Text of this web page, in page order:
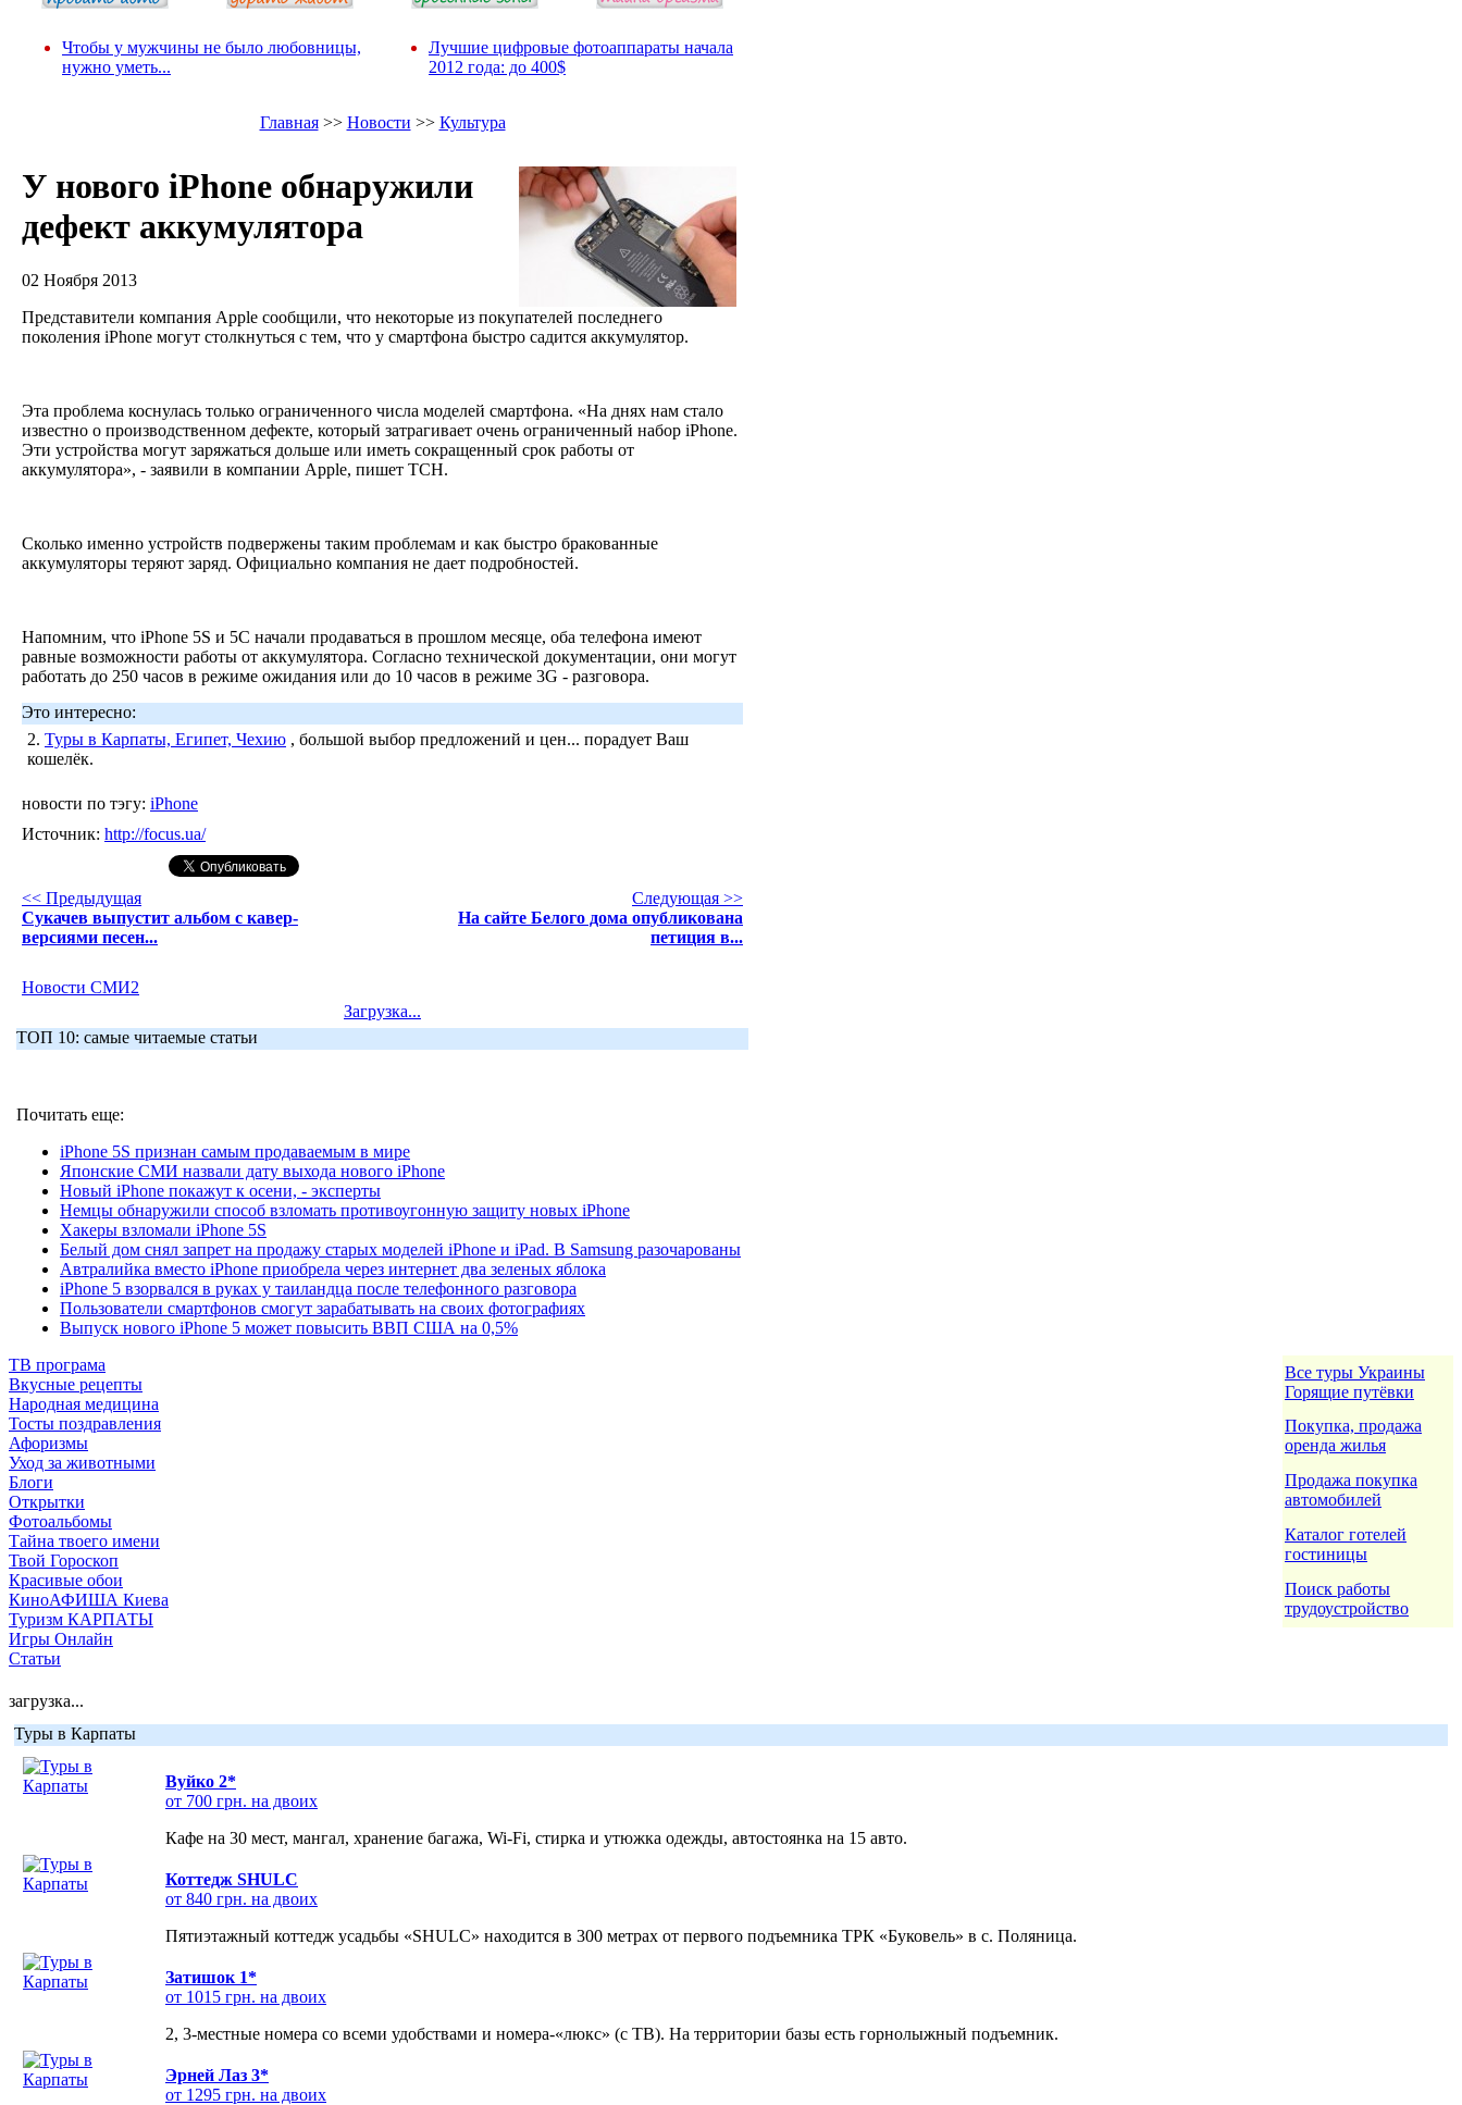
Чтобы у мужчины не было любовницы,
нужно уметь...
Лучшие цифровые фотоаппараты начала
2012 года: до 400$
Главная>> Новости >> Культура
У нового iPhone обнаружили
дефект аккумулятора
02 Ноября 2013
Представители компания Apple сообщили, что некоторые из покупателей последнего
поколения iPhone могут столкнуться с тем, что у смартфона быстро садится аккумулятор.
Эта проблема коснулась только ограниченного числа моделей смартфона. «На днях нам стало
известно о производственном дефекте, который затрагивает очень ограниченный набор iPhone.
Эти устройства могут заряжаться дольше или иметь сокращенный срок работы от
аккумулятора», - заявили в компании Apple, пишет ТСН.
Сколько именно устройств подвержены таким проблемам и как быстро бракованные
аккумуляторы теряют заряд. Официально компания не дает подробностей.
Напомним, что iPhone 5S и 5C начали продаваться в прошлом месяце, оба телефона имеют
равные возможности работы от аккумулятора. Согласно технической документации, они могут
работать до 250 часов в режиме ожидания или до 10 часов в режиме 3G - разговора.
Это интересно:
2. Туры в Карпаты, Египет, Чехию , большой выбор предложений и цен... порадует Ваш
кошелёк.
новости по тэгу: iPhone
Источник: http://focus.ua/
<< Предыдущая
Сукачев выпустит альбом с кавер-
версиями песен...
Следующая >>
На сайте Белого дома опубликована
петиция в...
Новости СМИ2
Загрузка...
ТОП 10: самые читаемые статьи
Почитать еще:
iPhone 5S признан самым продаваемым в мире
Японские СМИ назвали дату выхода нового iPhone
Новый iPhone покажут к осени, - эксперты
Немцы обнаружили способ взломать противоугонную защиту новых iPhone
Хакеры взломали iPhone 5S
Белый дом снял запрет на продажу старых моделей iPhone и iPad. В Samsung разочарованы
Автралийка вместо iPhone приобрела через интернет два зеленых яблока
iPhone 5 взорвался в руках у таиландца после телефонного разговора
Пользователи смартфонов смогут зарабатывать на своих фотографиях
Выпуск нового iPhone 5 может повысить ВВП США на 0,5%
ТВ програма
Вкусные рецепты
Народная медицина
Тосты поздравления
Афоризмы
Уход за животными
Блоги
Открытки
Фотоальбомы
Тайна твоего имени
Твой Гороскоп
Красивые обои
КиноАФИША Киева
Туризм КАРПАТЫ
Игры Онлайн
Статьи
Все туры Украины
Горящие путёвки
Покупка, продажа
оренда жилья
Продажа покупка
автомобилей
Каталог готелей
гостиницы
Поиск работы
трудоустройство
загрузка...
Туры в Карпаты
Вуйко 2*
от 700 грн. на двоих
Кафе на 30 мест, мангал, хранение багажа, Wi-Fi, стирка и утюжка одежды, автостоянка на 15 авто.
Коттедж SHULC
от 840 грн. на двоих
Пятиэтажный коттедж усадьбы «SHULC» находится в 300 метрах от первого подъемника ТРК «Буковель» в с. Поляница.
Затишок 1*
от 1015 грн. на двоих
2, 3-местные номера со всеми удобствами и номера-«люкс» (с ТВ). На территории базы есть горнолыжный подъемник.
Эрней Лаз 3*
от 1295 грн. на двоих